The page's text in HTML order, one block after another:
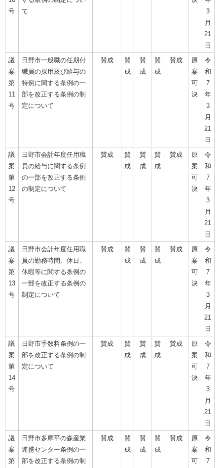
号
て
3
月
21
日
議
案
第
11
号
日野市一般職の任期付
職員の採用及び給与の
特例に関する条例の一
部を改正する条例の制
定について
賛成
賛
成
賛
成
賛
成
賛成
原
案
可
決
令
和
7
年
3
月
21
日
議
案
第
12
号
日野市会計年度任用職
員の給与に関する条例
の一部を改正する条例
の制定について
賛成
賛
成
賛
成
賛
成
賛成
原
案
可
決
令
和
7
年
3
月
21
日
議
案
第
13
号
日野市会計年度任用職
員の勤務時間、休日、
休暇等に関する条例の
一部を改正する条例の
制定について
賛成
賛
成
賛
成
賛
成
賛成
原
案
可
決
令
和
7
年
3
月
21
日
議
案
第
14
号
日野市手数料条例の一
部を改正する条例の制
定について
賛成
賛
成
賛
成
賛
成
賛成
原
案
可
決
令
和
7
年
3
月
21
日
議
案
第
日野市多摩平の森産業
連携センター条例の一
部を改正する条例の制
賛成
賛
成
賛
成
賛
成
賛成
原
案
可
令
和
7